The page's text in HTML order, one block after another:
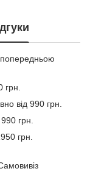
попередньою
від 990 грн.
грн.
грн.